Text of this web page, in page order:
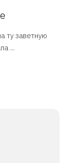
ту заветную
...